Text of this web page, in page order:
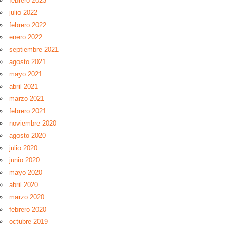
julio 2022
febrero 2022
enero 2022
septiembre 2021
agosto 2021
mayo 2021
abril 2021
marzo 2021
febrero 2021
noviembre 2020
agosto 2020
julio 2020
junio 2020
mayo 2020
abril 2020
marzo 2020
febrero 2020
octubre 2019